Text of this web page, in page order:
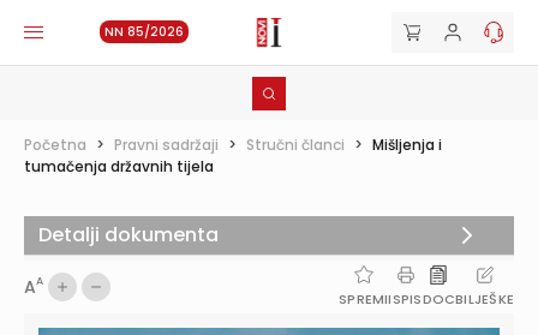
NN 85/2026
Početna > Pravni sadržaji > Stručni članci > Mišljenja i
tumačenja državnih tijela
AA
SPREMIISPISDOCBILJEŠKE
Detalji dokumenta